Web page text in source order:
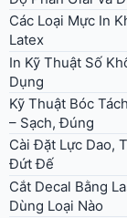
Các Loại Mực In
Latex
In Kỹ Thuật Số
Dụng
Kỹ Thuật Bóc
– Sạch, Đúng
Cài Đặt Lực Dao,
Đứt Đế
Cắt Decal Bằng
Dùng Loại Nào